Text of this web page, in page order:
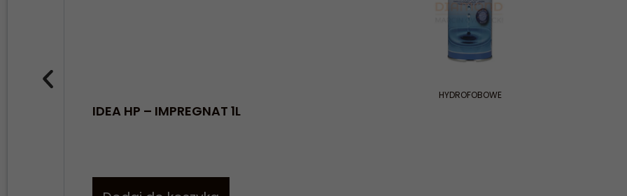
HYDROFOBOWE
IDEA HP – IMPREGNAT 1L